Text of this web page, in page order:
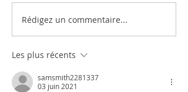
Le corps en grand !
Rédigez un commentaire...
Les plus récents
samsmith2281337
03 juin 2021